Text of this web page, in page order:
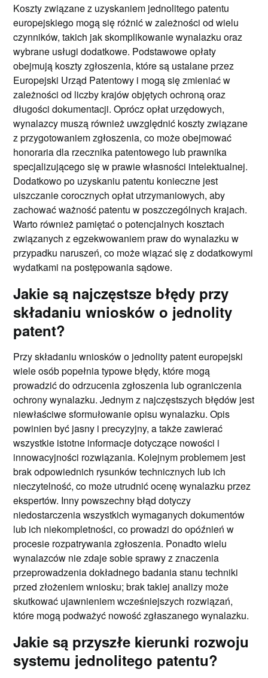
Koszty związane z uzyskaniem jednolitego patentu
europejskiego mogą się różnić w zależności od wielu
czynników, takich jak skomplikowanie wynalazku oraz
wybrane usługi dodatkowe. Podstawowe opłaty
obejmują koszty zgłoszenia, które są ustalane przez
Europejski Urząd Patentowy i mogą się zmieniać w
zależności od liczby krajów objętych ochroną oraz
długości dokumentacji. Oprócz opłat urzędowych,
wynalazcy muszą również uwzględnić koszty związane
z przygotowaniem zgłoszenia, co może obejmować
honoraria dla rzecznika patentowego lub prawnika
specjalizującego się w prawie własności intelektualnej.
Dodatkowo po uzyskaniu patentu konieczne jest
uiszczanie corocznych opłat utrzymaniowych, aby
zachować ważność patentu w poszczególnych krajach.
Warto również pamiętać o potencjalnych kosztach
związanych z egzekwowaniem praw do wynalazku w
przypadku naruszeń, co może wiązać się z dodatkowymi
wydatkami na postępowania sądowe.
Jakie są najczęstsze błędy przy
składaniu wniosków o jednolity
patent?
Przy składaniu wniosków o jednolity patent europejski
wiele osób popełnia typowe błędy, które mogą
prowadzić do odrzucenia zgłoszenia lub ograniczenia
ochrony wynalazku. Jednym z najczęstszych błędów jest
niewłaściwe sformułowanie opisu wynalazku. Opis
powinien być jasny i precyzyjny, a także zawierać
wszystkie istotne informacje dotyczące nowości i
innowacyjności rozwiązania. Kolejnym problemem jest
brak odpowiednich rysunków technicznych lub ich
nieczytelność, co może utrudnić ocenę wynalazku przez
ekspertów. Inny powszechny błąd dotyczy
niedostarczenia wszystkich wymaganych dokumentów
lub ich niekompletności, co prowadzi do opóźnień w
procesie rozpatrywania zgłoszenia. Ponadto wielu
wynalazców nie zdaje sobie sprawy z znaczenia
przeprowadzenia dokładnego badania stanu techniki
przed złożeniem wniosku; brak takiej analizy może
skutkować ujawnieniem wcześniejszych rozwiązań,
które mogą podważyć nowość zgłaszanego wynalazku.
Jakie są przyszłe kierunki rozwoju
systemu jednolitego patentu?